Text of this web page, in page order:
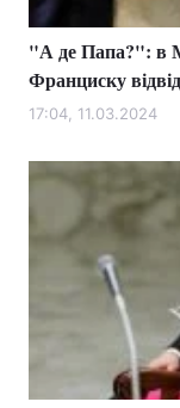
"А де Папа?": в
Франциску
17:04, 11.03.2024